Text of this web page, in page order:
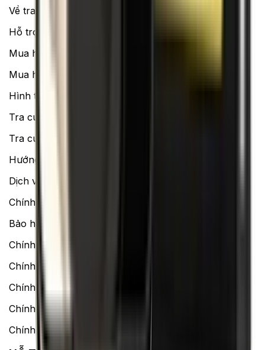
Về trang chủ
Hỗ trợ khách hàng
Mua hàng trả góp
Mua hàng online
Hình thức thanh toán
Tra cứu bảo hành
Tra cứu điểm XTMember
Hướng dẫn mua hàng trả góp
Dịch vụ bán hàng B2B
Chính sách
Bảo hành mở rộng
Chính sách dùng sản phẩm 7 ngày miễn phí
Chính sách đổi trả
Chính sách bảo hành
Chính sách bảo mật thông tin
Chính sách kiểm hàng